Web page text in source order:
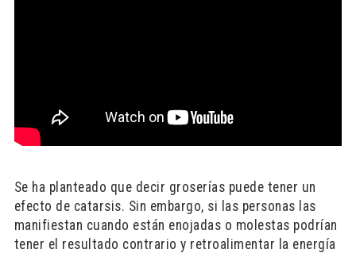
Se ha planteado que decir groserías puede tener un
efecto de catarsis. Sin embargo, si las personas las
manifiestan cuando están enojadas o molestas podrían
tener el resultado contrario y retroalimentar la energía